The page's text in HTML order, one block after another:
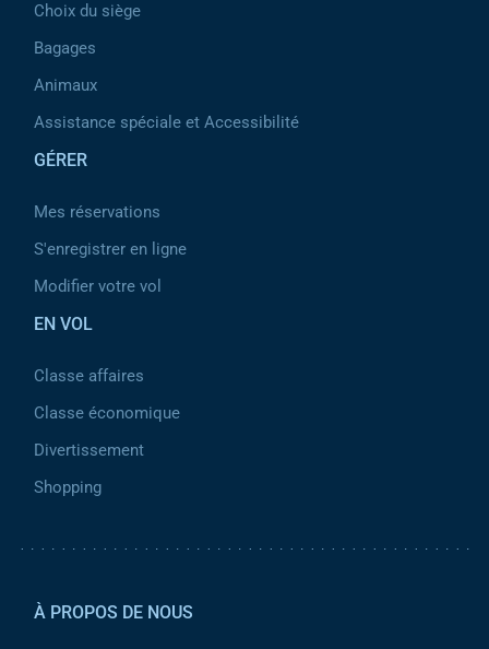
Choix du siège
Bagages
Animaux
Assistance spéciale et Accessibilité
GÉRER
Mes réservations
S'enregistrer en ligne
Modifier votre vol
EN VOL
Classe affaires
Classe économique
Divertissement
Shopping
À PROPOS DE NOUS